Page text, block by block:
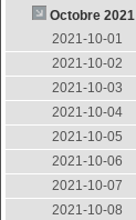
Octobre 2021
2021-10-01
2021-10-02
2021-10-03
2021-10-04
2021-10-05
2021-10-06
2021-10-07
2021-10-08